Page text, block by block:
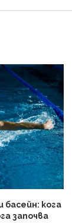
басейн: кога
започва